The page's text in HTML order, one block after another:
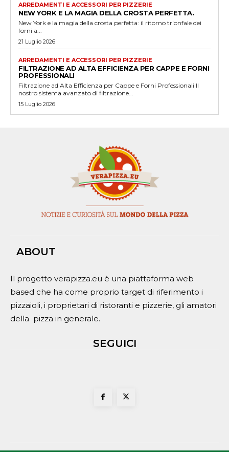
ARREDAMENTI E ACCESSORI PER PIZZERIE
NEW YORK E LA MAGIA DELLA CROSTA PERFETTA.
New York e la magia della crosta perfetta: il ritorno trionfale dei
forni a...
21 Luglio 2026
ARREDAMENTI E ACCESSORI PER PIZZERIE
FILTRAZIONE AD ALTA EFFICIENZA PER CAPPE E FORNI
PROFESSIONALI
Filtrazione ad Alta Efficienza per Cappe e Forni Professionali Il
nostro sistema avanzato di filtrazione...
15 Luglio 2026
ABOUT
Il progetto verapizza.eu è una piattaforma web
based che ha come proprio target di riferimento i
pizzaioli, i proprietari di ristoranti e pizzerie, gli amatori
della pizza in generale.
SEGUICI